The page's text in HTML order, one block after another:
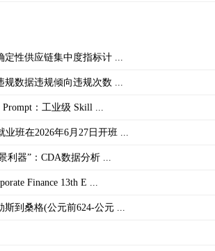
定性供应链集中度指标计 ...
规数据违规倾向违规次数 ...
：工业级 Skill ...
班在2026年6月27日开班 ...
利器”：CDA数据分析 ...
Finance 13th E ...
到桑格(公元前624-公元 ...